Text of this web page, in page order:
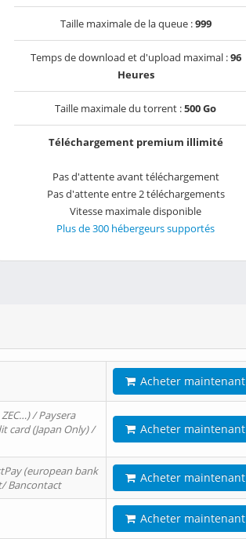
Taille maximale de la queue :999
Temps de download et d'upload maximal :96
Heures
Taille maximale du torrent :500 Go
Téléchargement premium illimité
Pas d'attente avant téléchargement
Pas d'attente entre 2 téléchargements
Vitesse maximale disponible
Plus de 300 hébergeurs supportés
Acheter maintenant
ZEC…) / Paysera
card (Japan Only) /
Acheter maintenant
(european bank
Bancontact
Acheter maintenant
Acheter maintenant